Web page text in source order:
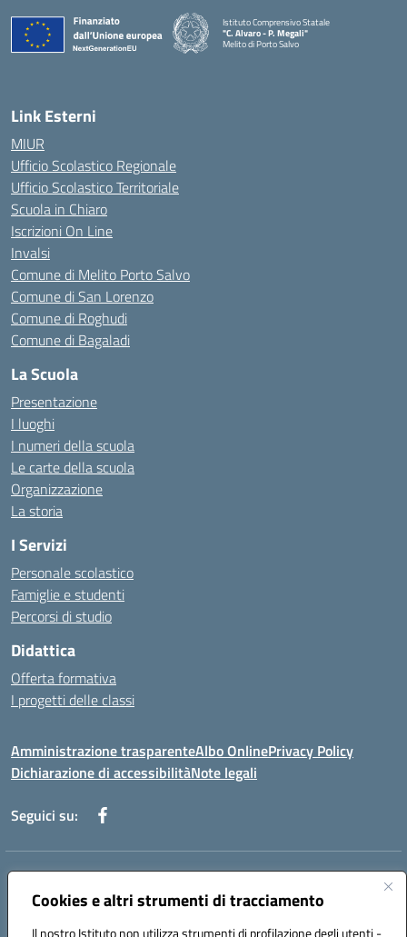
Cookies e altri strumenti di tracciamento
Il nostro Istituto non utilizza strumenti di profilazione degli utenti -
Istituto Comprensivo Statale
"C. Alvaro - P. Megali"
Melito di Porto Salvo
Link Esterni
MIUR
Ufficio Scolastico Regionale
Ufficio Scolastico Territoriale
Scuola in Chiaro
Iscrizioni On Line
Invalsi
Comune di Melito Porto Salvo
Comune di San Lorenzo
Comune di Roghudi
Comune di Bagaladi
La Scuola
Presentazione
I luoghi
I numeri della scuola
Le carte della scuola
Organizzazione
La storia
I Servizi
Personale scolastico
Famiglie e studenti
Percorsi di studio
Didattica
Offerta formativa
I progetti delle classi
Amministrazione trasparenteAlbo OnlinePrivacy Policy
Dichiarazione di accessibilitàNote legali
Seguici su:
Indirizzo:
Centralino:+39 0965 78 12 60 Email:rcic841003@istruzione.it